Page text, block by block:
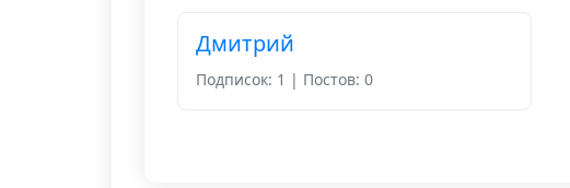
Дмитрий
Подписок: 1 | Постов: 0